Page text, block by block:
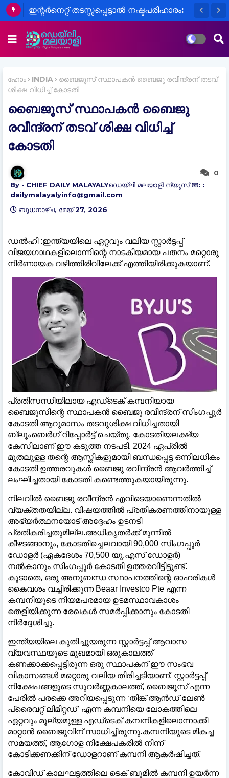
ഇന്റർനെറ്റ് തടസ്സപ്പെട്ടാൽ നഷ്ടപരിഹാരം:
കരടുചട്ടം
ഹോം INDIA
ബൈജൂസ് സ്ഥാപകൻ ബൈജു രവീന്ദ്രന് തടവ്
ശിക്ഷ വിധിച്ച് കോടതി
ബൈജൂസ് സ്ഥാപകൻ ബൈജു
രവീന്ദ്രന് തടവ് ശിക്ഷ വിധിച്ച്
കോടതി
0
CHIEF DAILY MALAYALYഡെയ്‌ലി മലയാളി ന്യൂസ് 📧: :
dailymalayalyinfo@gmail.com
ബുധനാഴ്‌ച, മേയ് 27, 2026
ഡൽഹി :ഇന്ത്യയിലെ ഏറ്റവും വലിയ സ്റ്റാർട്ടപ്പ്
വിജയഗാഥകളിലൊന്നിന്റെ നാടകീയമായ പതനം മറ്റൊരു
നിർണായക വഴിത്തിരിവിലേക്ക് എത്തിയിരിക്കുകയാണ്.
പ്രതിസന്ധിയിലായ എഡ്‌ടെക് കമ്പനിയായ
ബൈജൂസിന്റെ സ്ഥാപകൻ ബൈജു രവീന്ദ്രന് സിംഗപ്പൂർ
കോടതി ആറുമാസം തടവുശിക്ഷ വിധിച്ചതായി
ബ്ലൂംബെർഗ് റിപ്പോർട്ട് ചെയ്തു. കോടതിയലക്ഷ്യ
കേസിലാണ് ഈ കടുത്ത നടപടി. 2024 ഏപ്രിൽ
മുതലുള്ള തന്റെ ആസ്തികളുമായി ബന്ധപ്പെട്ട ഒന്നിലധികം
കോടതി ഉത്തരവുകൾ ബൈജു രവീന്ദ്രൻ ആവർത്തിച്ച്
ലംഘിച്ചതായി കോടതി കണ്ടെത്തുകയായിരുന്നു.
നിലവിൽ ബൈജു രവീന്ദ്രൻ എവിടെയാണെന്നതിൽ
വ്യക്തതയില്ല. വിഷയത്തിൽ പ്രതികരണത്തിനായുള്ള
അഭ്യർത്ഥനയോട് അദ്ദേഹം ഉടനടി
പ്രതികരിച്ചതുമില്ല.അധികൃതർക്ക് മുന്നിൽ
കീഴടങ്ങാനും, കോടതിച്ചെലവായി 90,000 സിംഗപ്പൂർ
ഡോളർ (ഏകദേശം 70,500 യു.എസ് ഡോളർ)
നൽകാനും സിംഗപ്പൂർ കോടതി ഉത്തരവിട്ടിട്ടുണ്ട്.
കൂടാതെ, ഒരു അനുബന്ധ സ്ഥാപനത്തിന്റെ ഓഹരികൾ
കൈവശം വച്ചിരിക്കുന്ന Beaar Investco Pte എന്ന
കമ്പനിയുടെ നിയമപരമായ ഉടമസ്ഥാവകാശം
തെളിയിക്കുന്ന രേഖകൾ സമർപ്പിക്കാനും കോടതി
നിർദ്ദേശിച്ചു.
ഇന്ത്യയിലെ കുതിച്ചുയരുന്ന സ്റ്റാർട്ടപ്പ് ആവാസ
വ്യവസ്ഥയുടെ മുഖമായി ഒരുകാലത്ത്
കണക്കാക്കപ്പെട്ടിരുന്ന ഒരു സ്ഥാപകന് ഈ സംഭവ
വികാസങ്ങൾ മറ്റൊരു വലിയ തിരിച്ചടിയാണ്. സ്റ്റാർട്ടപ്പ്
നിക്ഷേപങ്ങളുടെ സുവർണ്ണകാലത്ത്, ബൈജൂസ് എന്ന
പേരിൽ പരക്കെ അറിയപ്പെടുന്ന ‘തിങ്ക് ആൻഡ് ലേൺ
പ്രൈവറ്റ് ലിമിറ്റഡ്’ എന്ന കമ്പനിയെ ലോകത്തിലെ
ഏറ്റവും മൂല്യമുള്ള എഡ്‌ടെക് കമ്പനികളിലൊന്നാക്കി
മാറ്റാൻ ബൈജുവിന് സാധിച്ചിരുന്നു.കമ്പനിയുടെ മികച്ച
സമയത്ത്, ആഗോള നിക്ഷേപകരിൽ നിന്ന്
കോടിക്കണക്കിന് ഡോളറാണ് കമ്പനി ആകർഷിച്ചത്.
കോവിഡ് കാലഘട്ടത്തിലെ ടെക് ബൂമിൽ കമ്പനി ഉയർന്ന